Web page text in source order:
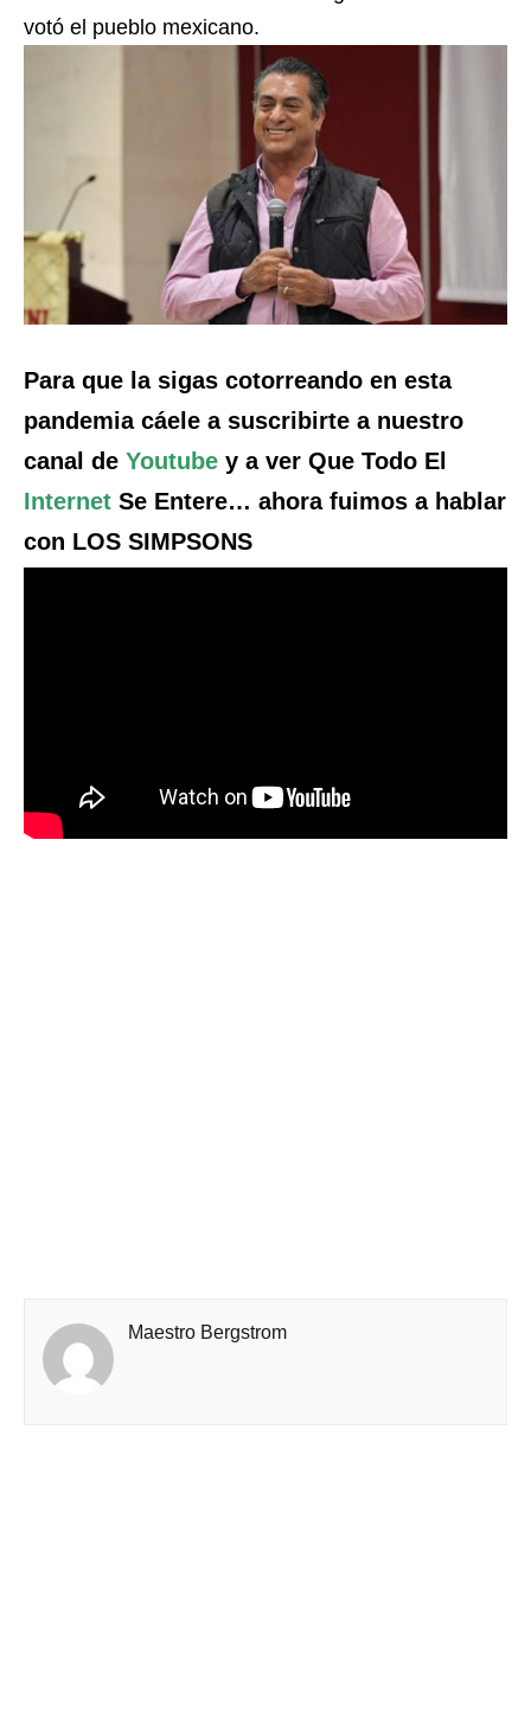
votó el pueblo mexicano.
Para que la sigas cotorreando en esta
pandemia cáele a suscribirte a nuestro
canal de Youtube y a ver Que Todo El
Internet Se Entere… ahora fuimos a hablar
con LOS SIMPSONS
Maestro Bergstrom